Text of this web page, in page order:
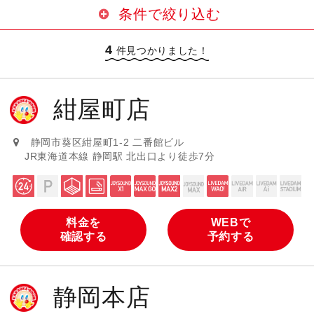
条件で絞り込む
駐車場サービスあり
大部屋あり 喫煙ブースあり
設置カラオケ機種
JOYSOUND X1（最新導入機種）
JOYSOUND MAX GO（曲数豊富・
高音質）
JOYSOUND MAX2（曲数豊富・高
音質）
JOYSOUND MAX（曲数豊富）
LIVE DAM WAO! LIVE DAM AiR
LIVE DAM Ai LIVE DAM STADIUM
4 件見つかりました！
紺屋町店
静岡市葵区紺屋町1-2 二番館ビル
JR東海道本線 静岡駅 北出口より徒歩7分
料金を
確認する
WEBで
予約する
静岡本店